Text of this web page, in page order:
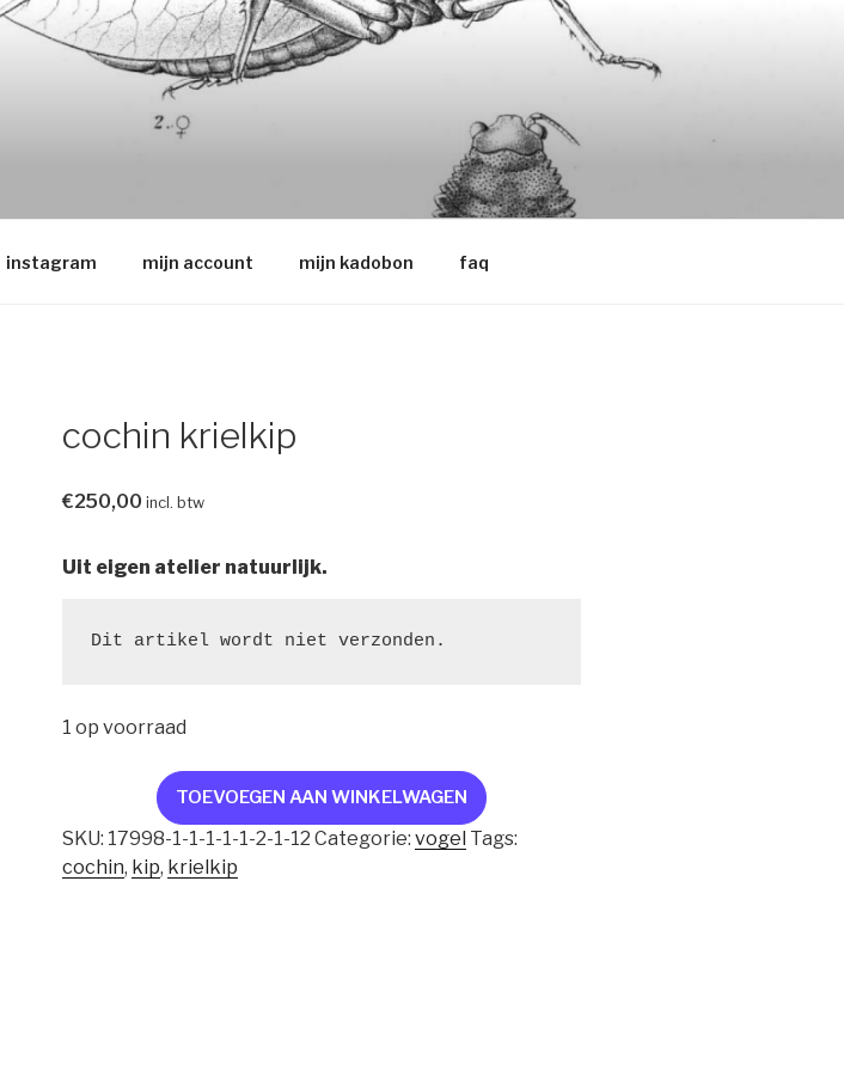
instagram mijn account mijn kadobon faq
cochin krielkip
€250,00 incl. btw
Uit eigen atelier natuurlijk.
Dit artikel wordt niet verzonden.
1 op voorraad
aantal
TOEVOEGEN AAN WINKELWAGEN
SKU: 17998-1-1-1-1-1-2-1-12 Categorie:vogel Tags:
cochin, kip, krielkip